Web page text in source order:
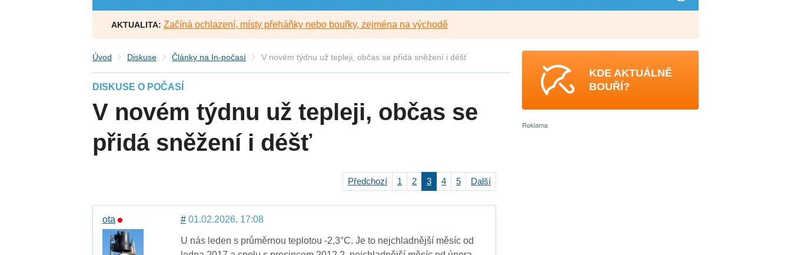
AKTUALITA: Začíná ochlazení, místy přeháňky nebo bouřky, zejména na východě
Úvod Diskuse Články na In-počasí V novém týdnu už tepleji, občas se přidá sněžení i déšť
DISKUSE O POČASÍ
V novém týdnu už tepleji, občas se
přidá sněžení i déšť
Předchozí 1 2 3 4 5 Další
ota #01.02.2026, 17:08
U nás leden s průměrnou teplotou -2,3°C. Je to nejchladnější měsíc od
KDE AKTUÁLNĚ
BOUŘÍ?